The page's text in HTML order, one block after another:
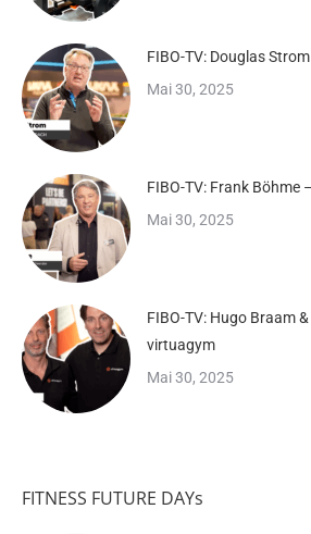
FIBO-TV: Douglas
Mai 30, 2025
FIBO-TV: Frank Böhme
Mai 30, 2025
FIBO-TV: Hugo Braam
virtuagym
Mai 30, 2025
FITNESS FUTURE DAYs